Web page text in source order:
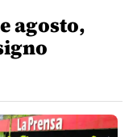
agosto,